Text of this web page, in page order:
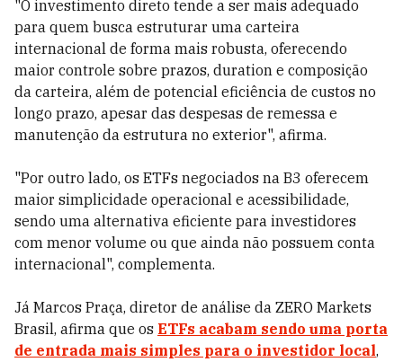
"O investimento direto tende a ser mais adequado
para quem busca estruturar uma carteira
internacional de forma mais robusta, oferecendo
maior controle sobre prazos, duration e composição
da carteira, além de potencial eficiência de custos no
longo prazo, apesar das despesas de remessa e
manutenção da estrutura no exterior", afirma.
"Por outro lado, os ETFs negociados na B3 oferecem
maior simplicidade operacional e acessibilidade,
sendo uma alternativa eficiente para investidores
com menor volume ou que ainda não possuem conta
internacional", complementa.
Já Marcos Praça, diretor de análise da ZERO Markets
Brasil, afirma que os ETFs acabam sendo uma porta
de entrada mais simples para o investidor local,